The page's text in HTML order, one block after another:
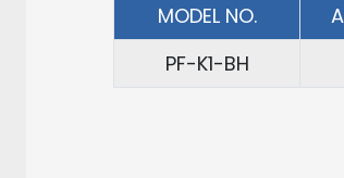
MODEL NO.
PF-K1-BH